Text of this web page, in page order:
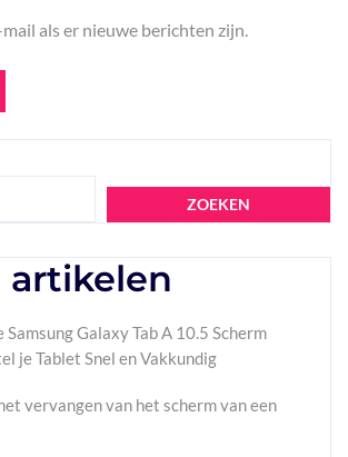
als er nieuwe berichten zijn.
ZOEKEN
artikelen
Samsung Galaxy Tab A 10.5 Scherm
je Tablet Snel en Vakkundig
vervangen van het scherm van een